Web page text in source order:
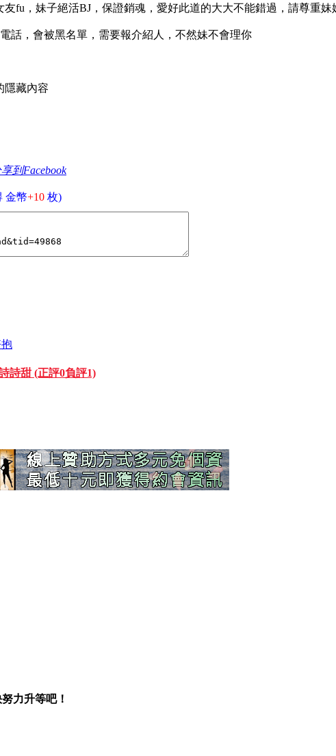
fu，妹子絕活BJ，保證銷魂，愛好此道的大大不能錯過，請尊重
話，會被黑名單，需要報介紹人，不然妹不會理你
隱藏內容
到Facebook
金幣+10 枚)
詩甜 (正評0負評1)
力升等吧！